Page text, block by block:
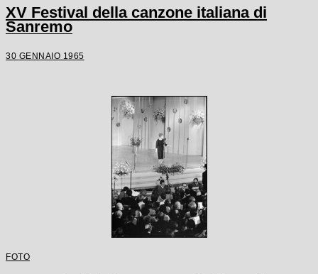
XV Festival della canzone italiana di
Sanremo
30 GENNAIO 1965
FOTO